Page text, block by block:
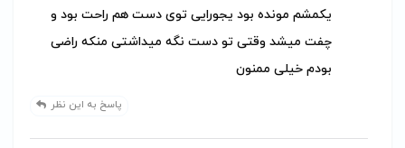
یکمشم مونده بود یجورایی توی دست هم راحت بود و
چفت میشد وقتی تو دست نگه میداشتی منکه راضی
بودم خیلی ممنون
پاسخ به این نظر